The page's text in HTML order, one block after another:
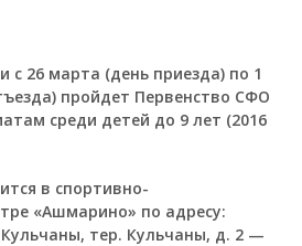
с 26 марта (день приезда) по 1
пройдет Первенство СФО
среди детей до 9 лет (2016
в спортивно-
«Ашмарино» по адресу:
тер. Кульчаны, д. 2 —